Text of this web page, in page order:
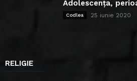
Adolescența,
Codlea 25 iunie 2020
RELIGIE